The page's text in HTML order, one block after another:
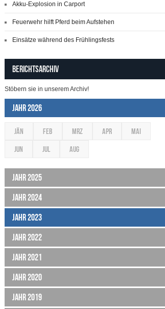
Akku-Explosion in Carport
Feuerwehr hilft Pferd beim Aufstehen
Einsätze während des Frühlingsfests
Berichtsarchiv
Stöbern sie in unserem Archiv!
Jahr 2026
JÄN FEB MRZ APR MAI
JUN JUL AUG
Jahr 2025
Jahr 2024
Jahr 2023
Jahr 2022
Jahr 2021
Jahr 2020
Jahr 2019